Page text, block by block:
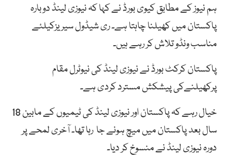
ہم نیوز کے مطابق کیوی بورڈ نے کہا کہ نیوزی لینڈ دوبارہ
پاکستان میں کھیلنا چاہتا ہے۔ ری شیڈول سیریزکیلئے
مناسب ونڈو تلاش کر رہے ہیں۔
پاکستان کرکٹ بورڈ نے نیوزی لینڈ کی نیوٹرل مقام
پرکھیلنےکی پیشکش مسترد کردی ہے۔
خیال رہے کہ پاکستان اور نیوزی لینڈ کی ٹیمیوں کے مابین 18
سال بعد پاکستان میں میچ ہونے جا رہا تھا۔ آخری لمحے پر
دورہ نیوزی لینڈ نے منسوخ کر دیا۔